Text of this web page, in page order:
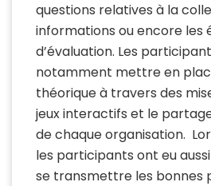
questions relatives à la
informations ou encore les
d’évaluation. Les
notamment mettre en
théorique à travers des
jeux interactifs et le
de chaque organisation.
les participants ont eu
se transmettre les bonnes